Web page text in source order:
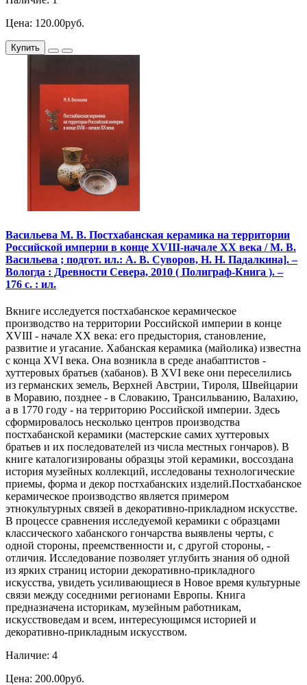
Цена: 120.00руб.
Купить
Васильева М. В. Постхабанская керамика на территории
Российской империи в конце XVIII-начале XX века / М. В.
Васильева ; подгот. ил.: А. В. Суворов, Н. Н. Падалкина]. –
Вологда : Древности Севера, 2010 ( Полиграф-Книга ). –
176 с. : ил.
Вкниге исследуется постхабанское керамическое
производство на территории Российской империи в конце
XVIII - начале XX века: его предыстория, становление,
развитие и угасание. Хабанская керамика (майолика) известна
с конца XVI века. Она возникла в среде анабаптистов -
хуттеровых братьев (хабанов). В XVI веке они переселились
из германских земель, Верхней Австрии, Тироля, Швейцарии
в Моравию, позднее - в Словакию, Трансильванию, Валахию,
а в 1770 году - на территорию Российской империи. Здесь
сформировалось несколько центров производства
постхабанской керамики (мастерские самих хуттеровых
братьев и их последователей из числа местных гончаров). В
книге каталогизированы образцы этой керамики, воссоздана
история музейных коллекций, исследованы технологические
приемы, форма и декор постхабанских изделий.Постхабанское
керамическое производство является примером
этнокультурных связей в декоративно-прикладном искусстве.
В процессе сравнения исследуемой керамики с образцами
классического хабанского гончарства выявлены черты, с
одной стороны, преемственности и, с другой стороны, -
отличия. Исследование позволяет углубить знания об одной
из ярких страниц истории декоративно-прикладного
искусства, увидеть усиливающиеся в Новое время культурные
связи между соседними регионами Европы. Книга
предназначена историкам, музейным работникам,
искусствоведам и всем, интересующимся историей и
декоративно-прикладным искусством.
Наличие: 4
Цена: 200.00руб.